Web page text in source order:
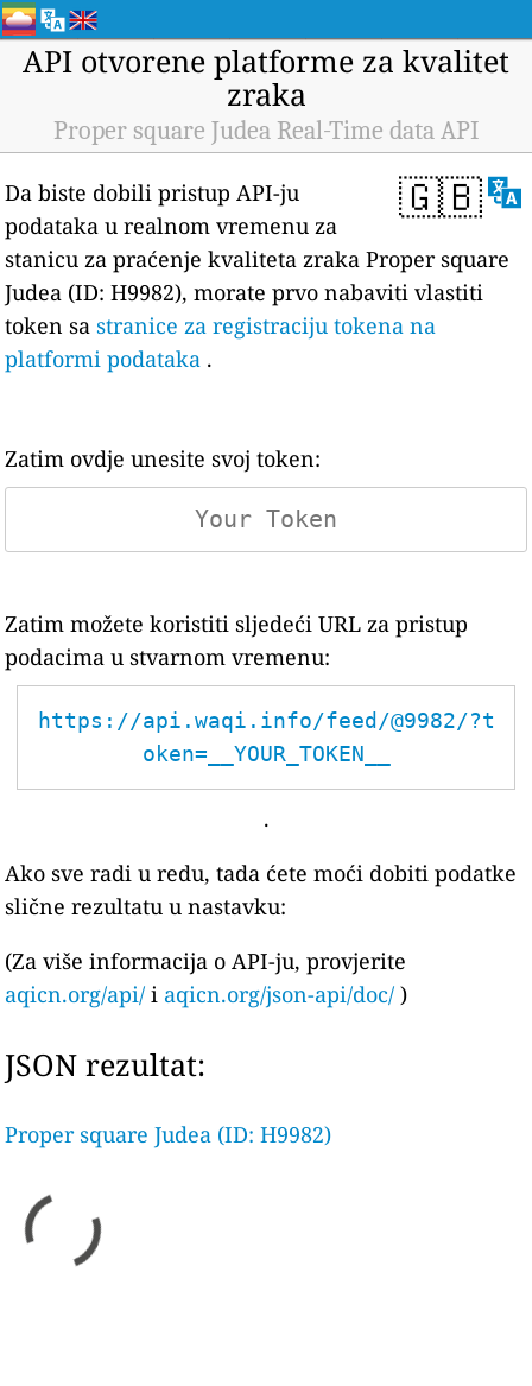
API otvorene platforme za kvalitet
zraka
Proper square Judea Real-Time data API
🇬🇧
Da biste dobili pristup API-ju
podataka u realnom vremenu za
stanicu za praćenje kvaliteta zraka Proper square
Judea (ID: H9982), morate prvo nabaviti vlastiti
token sastranice za registraciju tokena na
platformi podataka .
Zatim ovdje unesite svoj token:
Zatim možete koristiti sljedeći URL za pristup
podacima u stvarnom vremenu:
https://api.waqi.info/feed/@9982/?t
oken=__YOUR_TOKEN__
.
Ako sve radi u redu, tada ćete moći dobiti podatke
slične rezultatu u nastavku:
(Za više informacija o API-ju, provjerite
aqicn.org/api/ i aqicn.org/json-api/doc/ )
JSON rezultat:
Proper square Judea (ID: H9982)